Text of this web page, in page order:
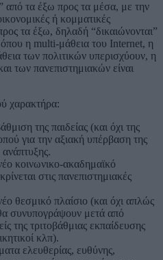
από τα έξω προς τα μέσα, με την
ή κομματικές
τα έξω, δηλαδή “δικαιώνονται”
η multi-μάθεια του Internet, η
των πολιτικών υπερισχύουν, η
των πανεπιστημιακών είναι
χαρακτήρα:
της παιδείας (και όχι της
για την αξιακή υπέρβαση της
ανάπτυξης.
κοινωνικο-ακαδημαϊκό
στις πανεπιστημιακές
θεσμικό πλαίσιο (και όχι απλώς
συνυπογράψουν μετά από
της τριτοβάθμιας εκπαίδευσης
κλπ).
ελευθερίας, ευθύνης,